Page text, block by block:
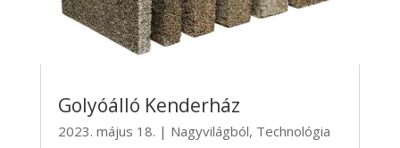
Golyóálló Kenderház
2023. május 18. | Nagyvilágból, Technológia